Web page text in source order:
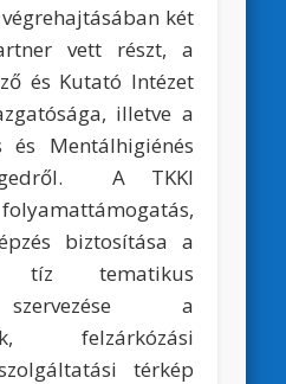
két
vett részt, a
és Kutató Intézet
illetve a
és Mentálhigiénés
A TKKI
biztosítása a
tíz tematikus
a
felzárkózási
térkép